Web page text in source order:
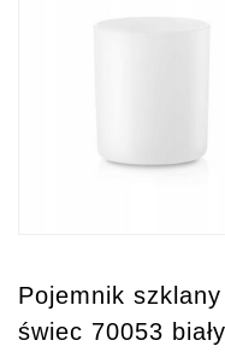
Pojemnik
świec 70053